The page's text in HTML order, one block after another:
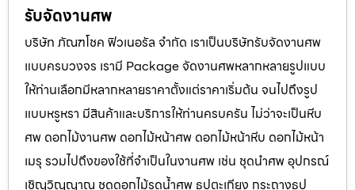
รับจัดงานศพ
บริษัท ภัณฑโชค ฟิวเนอรัล จำกัด เราเป็นบริษัทรับจัดงานศพ
แบบครบวงจร เรามี Package จัดงานศพหลากหลายรูปแบบ
ให้ท่านเลือกมีหลากหลายราคาตั้งแต่ราคาเริ่มต้น จนไปถึงรูป
แบบหรูหรา มีสินค้าและบริการให้ท่านครบครัน ไม่ว่าจะเป็นหีบ
ศพ ดอกไม้งานศพ ดอกไม้หน้าศพ ดอกไม้หน้าหีบ ดอกไม้หน้า
เมรุ รวมไปถึงของใช้ที่จำเป็นในงานศพ เช่น ชุดนำศพ อุปกรณ์
เชิญวิญญาณ ชุดดอกไม้รดน้ำศพ ธูปตะเกียง กระถางธูป